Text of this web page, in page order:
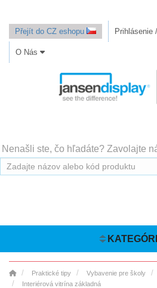
Přejít do CZ eshopu Prihlásenie
O Nás
Nenašli ste, čo hľadáte? Zavolajte
Praktické tipy Vybavenie pre školy
Interiérová vitrína základná